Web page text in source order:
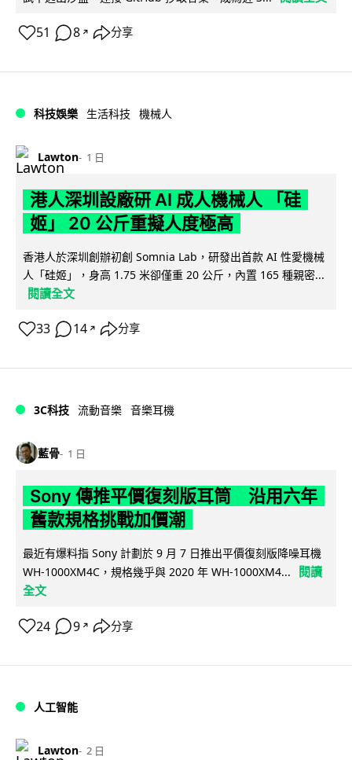
51 8 ↗ 分享
科技娛樂 生活科技 機械人
Lawton 1 日
港人深圳設廠研 AI 成人機械人 「硅
姬」 20 公斤重擬人度極高
香港人於深圳創辦初創 Somnia Lab，研發出首款 AI 性愛機械
人「硅姬」，身高 1.75 米卻僅重 20 公斤，內置 165 種親密...
閱讀全文
33 14 ↗ 分享
3C科技 流動音樂 音樂耳機
藍骨 1 日
Sony 傳推平價復刻版耳筒 沿用六年
舊款規格挑戰加價潮
最近有爆料指 Sony 計劃於 9 月 7 日推出平價復刻版降噪耳機
WH-1000XM4C，規格幾乎與 2020 年 WH-1000XM4...
閱讀
全文
24 9 ↗ 分享
人工智能
Lawton 2 日